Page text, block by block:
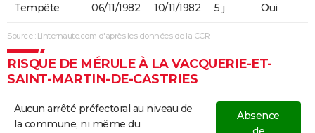
Tempête 06/11/1982 10/11/1982 5 j Oui
Source : Linternaute.com d'après les données de la CCR
RISQUE DE MÉRULE À LA VACQUERIE-ET-
SAINT-MARTIN-DE-CASTRIES
Aucun arrêté préfectoral au niveau de
la commune, ni même du
Absence